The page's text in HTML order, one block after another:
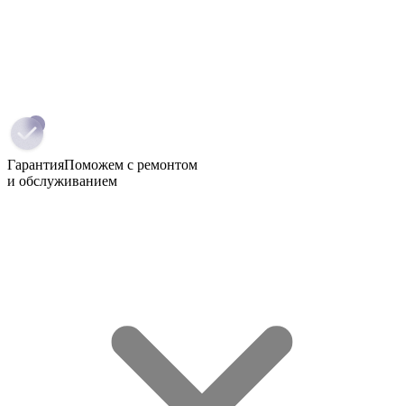
ГарантияПоможем с ремонтом
и обслуживанием